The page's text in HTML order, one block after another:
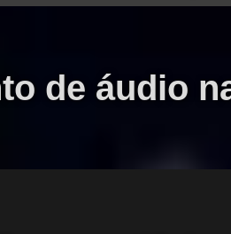
de áudio